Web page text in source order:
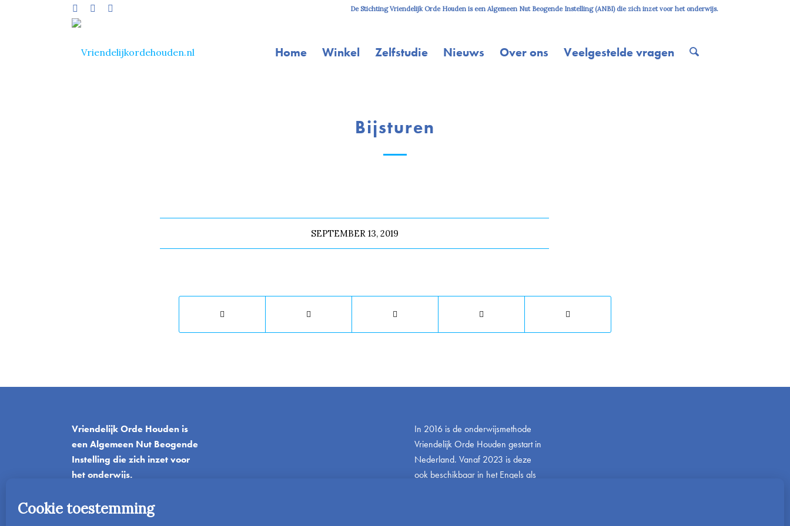
De Stichting Vriendelijk Orde Houden is een Algemeen Nut Beogende Instelling (ANBI) die zich inzet voor het onderwijs.
Home Winkel Zelfstudie Nieuws Over ons Veelgestelde vragen
Bijsturen
SEPTEMBER 13, 2019
Vriendelijk Orde Houden is
een Algemeen Nut Beogende
Instelling die zich inzet voor
het onderwijs.
Einfo@vriendelijkordehouden.nl
In 2016 is de onderwijsmethode
Vriendelijk Orde Houden gestart in
Nederland. Vanaf 2023 is deze
ook beschikbaar in het Engels als